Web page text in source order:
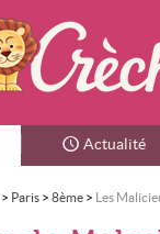
Actualité
> Paris > 8ème > Les